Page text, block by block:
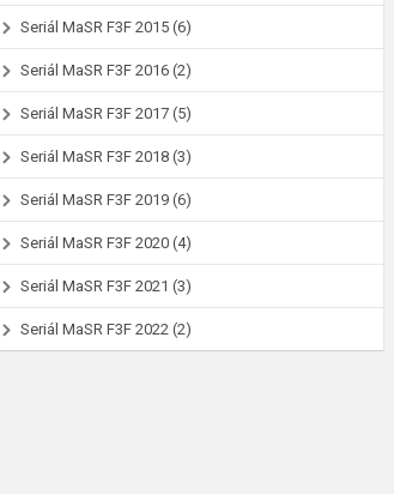
Seriál MaSR F3F 2015 (6)
Seriál MaSR F3F 2016 (2)
Seriál MaSR F3F 2017 (5)
Seriál MaSR F3F 2018 (3)
Seriál MaSR F3F 2019 (6)
Seriál MaSR F3F 2020 (4)
Seriál MaSR F3F 2021 (3)
Seriál MaSR F3F 2022 (2)